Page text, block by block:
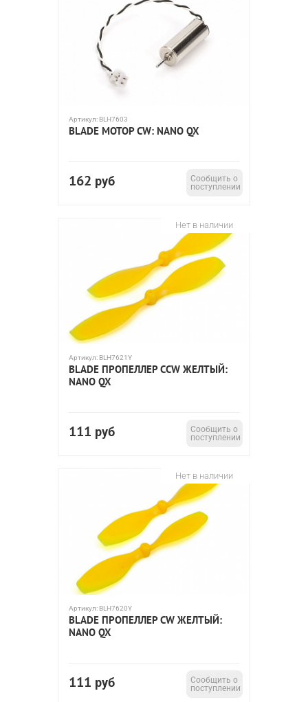
Артикул: BLH7603
BLADE МОТОР CW: NANO QX
162 руб
Сообщить о
поступлении
Нет в наличии
Артикул: BLH7621Y
BLADE ПРОПЕЛЛЕР CCW ЖЕЛТЫЙ:
NANO QX
111 руб
Сообщить о
поступлении
Нет в наличии
Артикул: BLH7620Y
BLADE ПРОПЕЛЛЕР CW ЖЕЛТЫЙ:
NANO QX
111 руб
Сообщить о
поступлении